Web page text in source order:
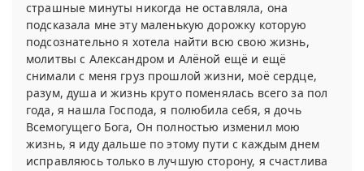
страшные минуты никогда не оставляла, она
подсказала мне эту маленькую дорожку которую
подсознательно я хотела найти всю свою жизнь,
молитвы с Александром и Алёной ещё и ещё
снимали с меня груз прошлой жизни, моё сердце,
разум, душа и жизнь круто поменялась всего за пол
года, я нашла Господа, я полюбила себя, я дочь
Всемогущего Бога, Он полностью изменил мою
жизнь, я иду дальше по этому пути с каждым днем
исправляюсь только в лучшую сторону, я счастлива